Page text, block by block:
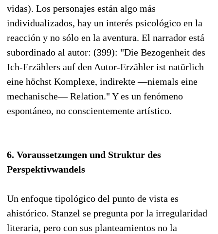
vidas). Los personajes están algo más
individualizados, hay un interés psicológico en la
reacción y no sólo en la aventura. El narrador está
subordinado al autor: (399): "Die Bezogenheit des
Ich-Erzählers auf den Autor-Erzähler ist natürlich
eine höchst Komplexe, indirekte —niemals eine
mechanische— Relation." Y es un fenómeno
espontáneo, no conscientemente artístico.
6. Voraussetzungen und Struktur des
Perspektivwandels
Un enfoque tipológico del punto de vista es
ahistórico. Stanzel se pregunta por la irregularidad
literaria, pero con sus planteamientos no la